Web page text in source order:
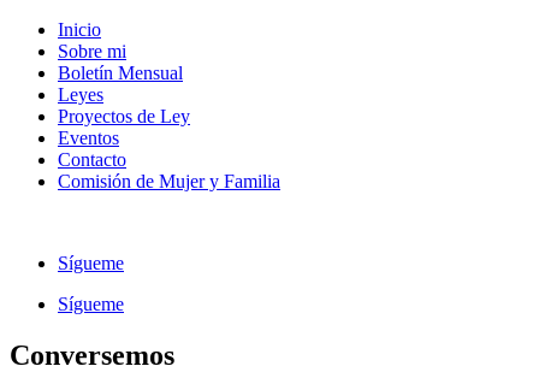
Inicio
Sobre mi
Boletín Mensual
Leyes
Proyectos de Ley
Eventos
Contacto
Comisión de Mujer y Familia
Sígueme
Sígueme
Conversemos